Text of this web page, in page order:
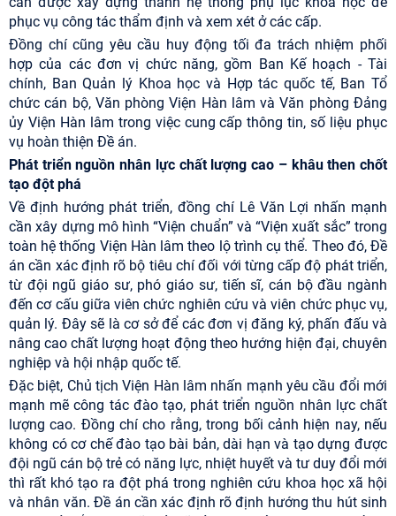
phục vụ công tác thẩm định và xem xét ở các cấp.
Đồng chí cũng yêu cầu huy động tối đa trách nhiệm phối
hợp của các đơn vị chức năng, gồm Ban Kế hoạch - Tài
chính, Ban Quản lý Khoa học và Hợp tác quốc tế, Ban Tổ
chức cán bộ, Văn phòng Viện Hàn lâm và Văn phòng Đảng
ủy Viện Hàn lâm trong việc cung cấp thông tin, số liệu phục
vụ hoàn thiện Đề án.
Phát triển nguồn nhân lực chất lượng cao – khâu then chốt
tạo đột phá
Về định hướng phát triển, đồng chí Lê Văn Lợi nhấn mạnh
cần xây dựng mô hình “Viện chuẩn” và “Viện xuất sắc” trong
toàn hệ thống Viện Hàn lâm theo lộ trình cụ thể. Theo đó, Đề
án cần xác định rõ bộ tiêu chí đối với từng cấp độ phát triển,
từ đội ngũ giáo sư, phó giáo sư, tiến sĩ, cán bộ đầu ngành
đến cơ cấu giữa viên chức nghiên cứu và viên chức phục vụ,
quản lý. Đây sẽ là cơ sở để các đơn vị đăng ký, phấn đấu và
nâng cao chất lượng hoạt động theo hướng hiện đại, chuyên
nghiệp và hội nhập quốc tế.
Đặc biệt, Chủ tịch Viện Hàn lâm nhấn mạnh yêu cầu đổi mới
mạnh mẽ công tác đào tạo, phát triển nguồn nhân lực chất
lượng cao. Đồng chí cho rằng, trong bối cảnh hiện nay, nếu
không có cơ chế đào tạo bài bản, dài hạn và tạo dựng được
đội ngũ cán bộ trẻ có năng lực, nhiệt huyết và tư duy đổi mới
thì rất khó tạo ra đột phá trong nghiên cứu khoa học xã hội
và nhân văn. Đề án cần xác định rõ định hướng thu hút sinh